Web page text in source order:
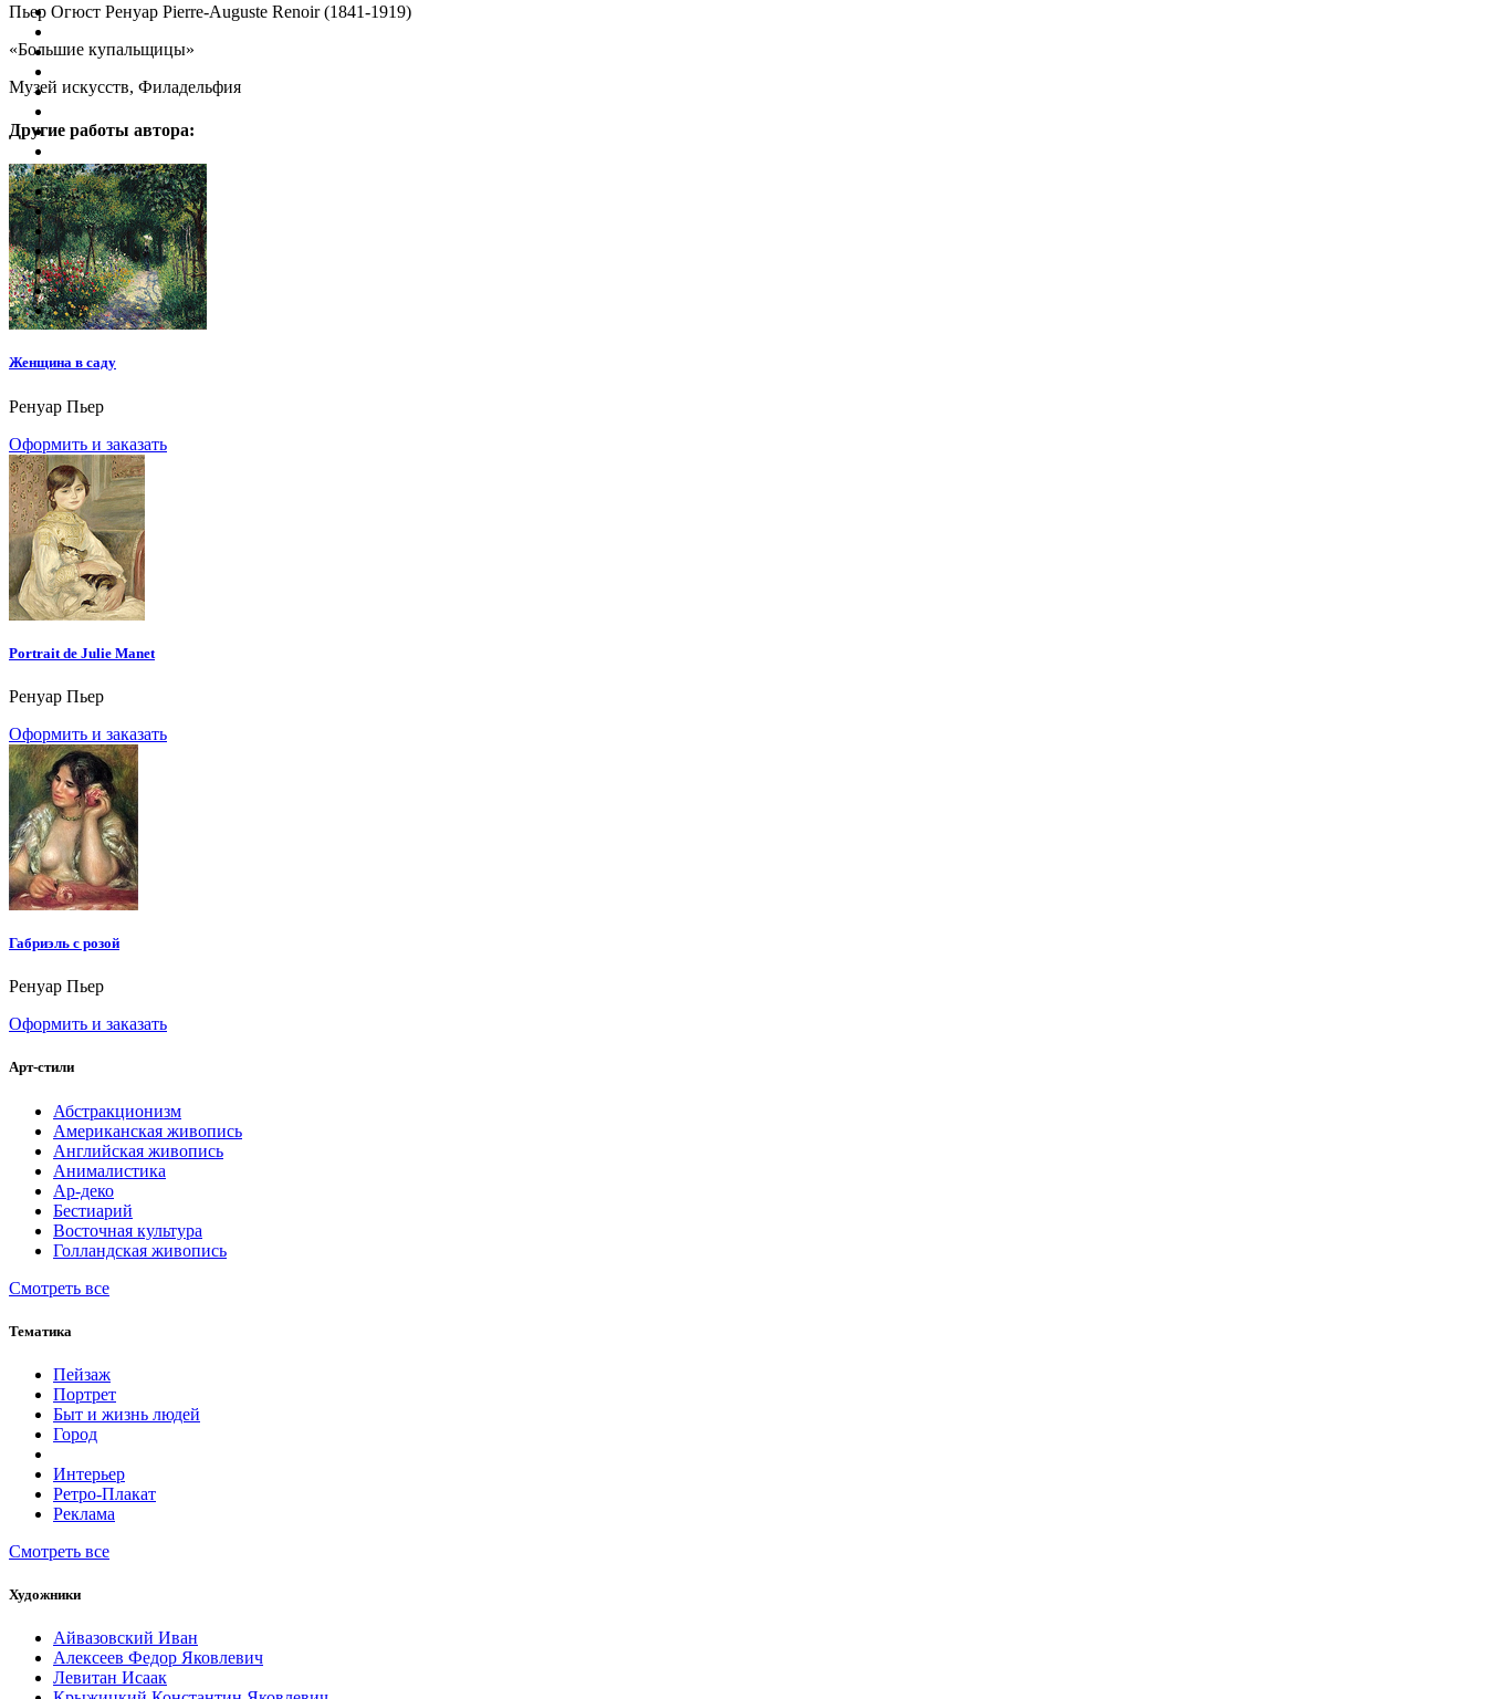
Пьер Огюст Ренуар Pierre-Auguste Renoir (1841-1919)
«Большие купальщицы»
Музей искусств, Филадельфия
Другие работы автора:
Женщина в саду
Ренуар Пьер
Оформить и заказать
Portrait de Julie Manet
Ренуар Пьер
Оформить и заказать
Габриэль с розой
Ренуар Пьер
Оформить и заказать
Арт-стили
Абстракционизм
Американская живопись
Английская живопись
Анималистика
Ар-деко
Бестиарий
Восточная культура
Голландская живопись
Смотреть все
Тематика
Пейзаж
Портрет
Быт и жизнь людей
Город
Интерьер
Ретро-Плакат
Реклама
Смотреть все
Художники
Айвазовский Иван
Алексеев Федор Яковлевич
Левитан Исаак